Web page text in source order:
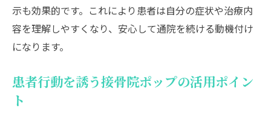
示も効果的です。これにより患者は自分の症状や治療内
容を理解しやすくなり、安心して通院を続ける動機付け
になります。
患者行動を誘う接骨院ポップの活用ポイン
ト